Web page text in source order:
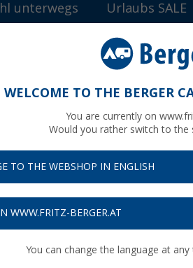
unterwegs Urlaubs SALE
& INSTALLATION
bei Fritz Berger die ideale Lösung zur
, um deine mobile Solaranlage
Energiequelleeffizient und
WELCOME TO THE BERGER
You are currently on
Would you rather switch to the
TO THE WEBSHOP IN ENGLISH
WWW.FRITZ-BERGER.AT
You can change the language at